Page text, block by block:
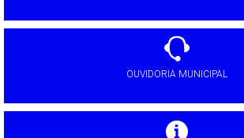
OUVIDORIA MUNICIPAL